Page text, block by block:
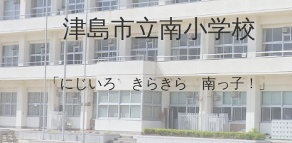
津島市立南小学校
「にじいろ きらきら 南っ子！」